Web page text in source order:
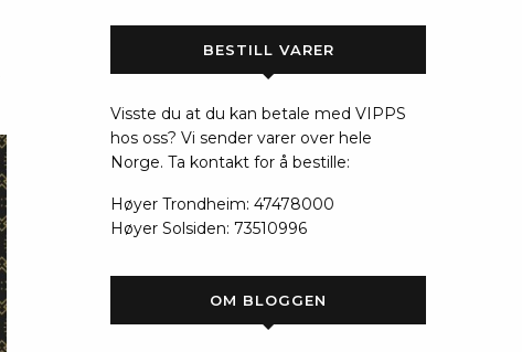
BESTILL VARER
Visste du at du kan betale med VIPPS
hos oss? Vi sender varer over hele
Norge. Ta kontakt for å bestille:
Høyer Trondheim: 47478000
Høyer Solsiden: 73510996
OM BLOGGEN